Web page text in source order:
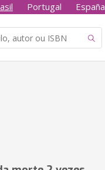
Portugal España